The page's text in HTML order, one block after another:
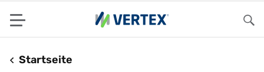
Menu
Startseite